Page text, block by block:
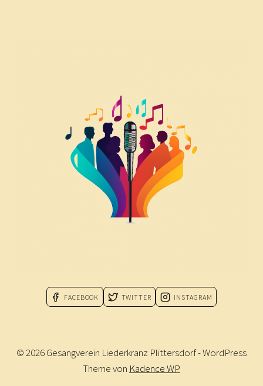
FACEBOOK TWITTER INSTAGRAM
© 2026 Gesangverein Liederkranz Plittersdorf - WordPress
Theme von Kadence WP